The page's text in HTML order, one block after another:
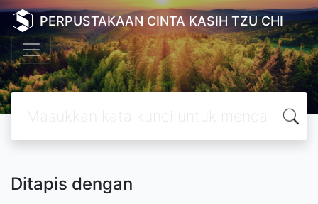
PERPUSTAKAAN CINTA KASIH TZU CHI
Ditapis dengan